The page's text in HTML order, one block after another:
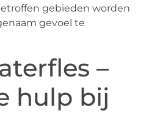
gebieden worden
gevoel te
–
hulp bij